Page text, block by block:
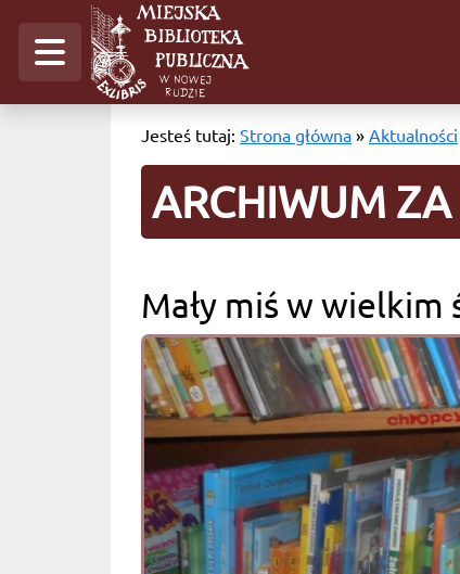
Jesteś tutaj: Strona główna » Aktualności
ARCHIWUM
Mały miś w wielkim